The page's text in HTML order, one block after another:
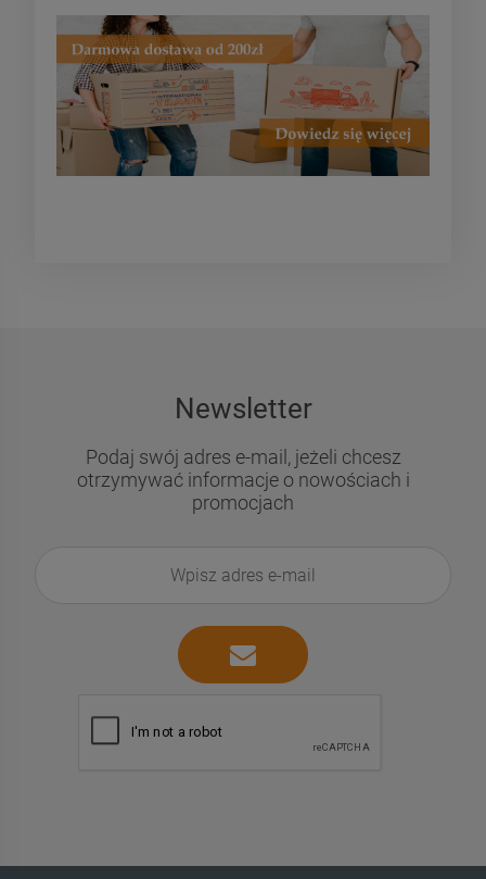
Newsletter
Podaj swój adres e-mail, jeżeli chcesz
otrzymywać informacje o nowościach i
promocjach